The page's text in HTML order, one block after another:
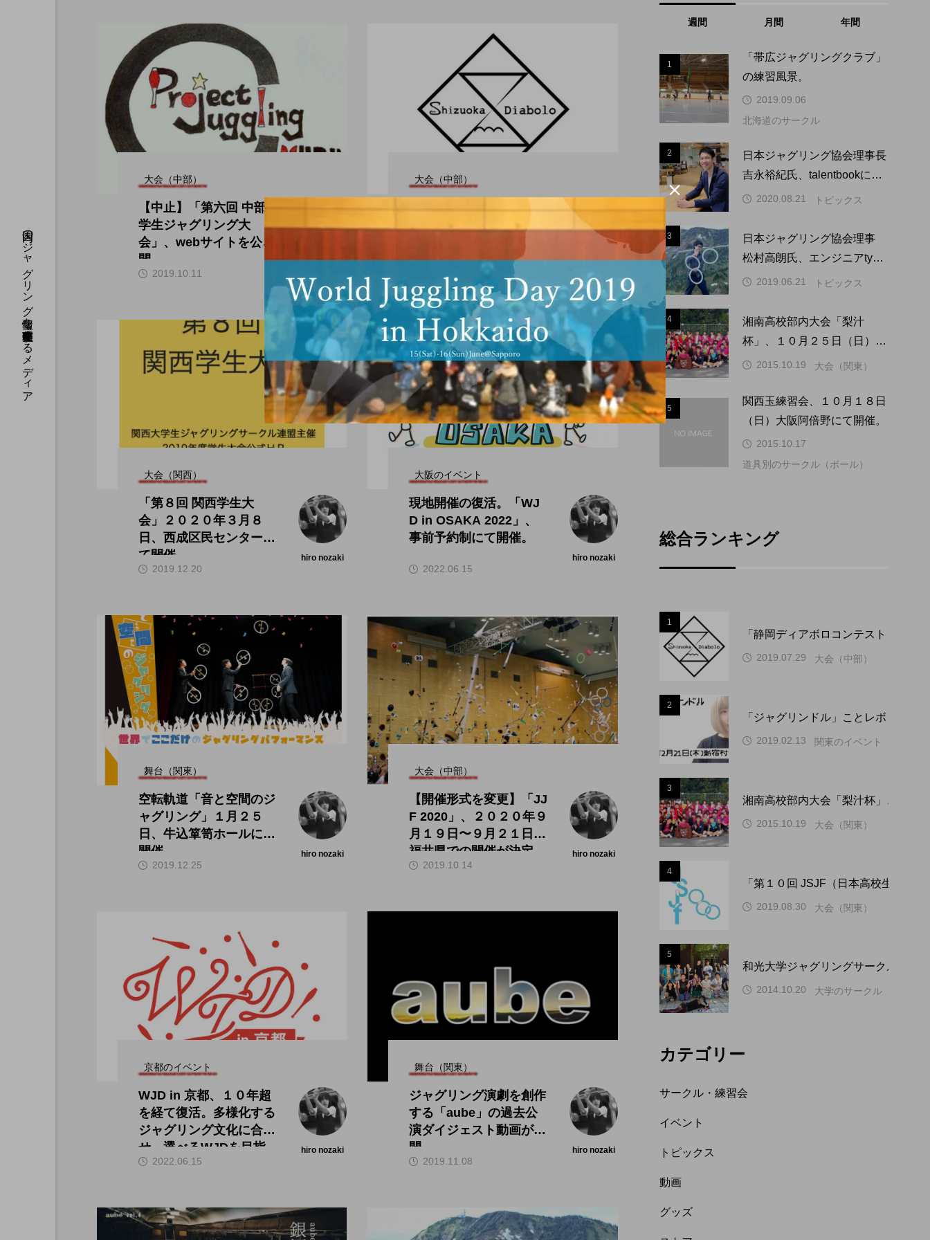
国内のジャグリング情報を収集・整理・発信するメディア
大会（中部）
【中止】「第六回 中部
学生ジャグリング大
会」、webサイトを公
開。
hiro nozaki
2019.10.11
大会（中部）
「静岡ディアボロコンテ
スト ２０２０」開催決
公開。
hiro nozaki
大会（関西）
「第８回 関西学生大
会」２０２０年３月８
日、西成区民センターに
て開催。
hiro nozaki
2019.12.20
大阪のイベント
現地開催の復活。「WJ
D in OSAKA 2022」、
事前予約制にて開催。
hiro nozaki
2022.06.15
舞台（関東）
空転軌道「音と空間のジ
ャグリング」１月２５
日、牛込箪笥ホールにて
開催。
hiro nozaki
2019.12.25
大会（中部）
【開催形式を変更】「JJ
F 2020」、２０２０年９
月１９日〜９月２１日、
福井県での開催が決定。
hiro nozaki
2019.10.14
京都のイベント
WJD in 京都、１０年超
を経て復活。多様化する
ジャグリング文化に合わ
せ、選べるWJDを目指
す。
hiro nozaki
2022.06.15
舞台（関東）
ジャグリング演劇を創作
する「aube」の過去公
演ダイジェスト動画が公
開。
hiro nozaki
2019.11.08
週間 月間 年間
1
「帯広ジャグリングクラブ」
の練習風景。
2019.09.06
北海道のサークル
2
日本ジャグリング協会理事長
吉永裕紀氏、talentbookにイ
ンタビュー掲載。
2020.08.21 トピックス
3
日本ジャグリング協会理事
松村高朗氏、エンジニアtype
にインタビュー掲載。
2019.06.21 トピックス
4
湘南高校部内大会「梨汁
杯」、１０月２５日（日）に
開催。
2015.10.19 大会（関東）
5
関西玉練習会、１０月１８日
（日）大阪阿倍野にて開催。
2015.10.17
道具別のサークル（ボール）
総合ランキング
1
「静岡ディアボロコンテスト ２０
2019.07.29 大会（中部）
2
「ジャグリンドル」ことレボリュー
2019.02.13 関東のイベント
3
湘南高校部内大会「梨汁杯」、１０
2015.10.19 大会（関東）
4
「第１０回 JSJF（日本高校生ジャ
2019.08.30 大会（関東）
5
和光大学ジャグリングサークル WAP
2014.10.20 大学のサークル（関東）
カテゴリー
サークル・練習会
イベント
トピックス
動画
グッズ
